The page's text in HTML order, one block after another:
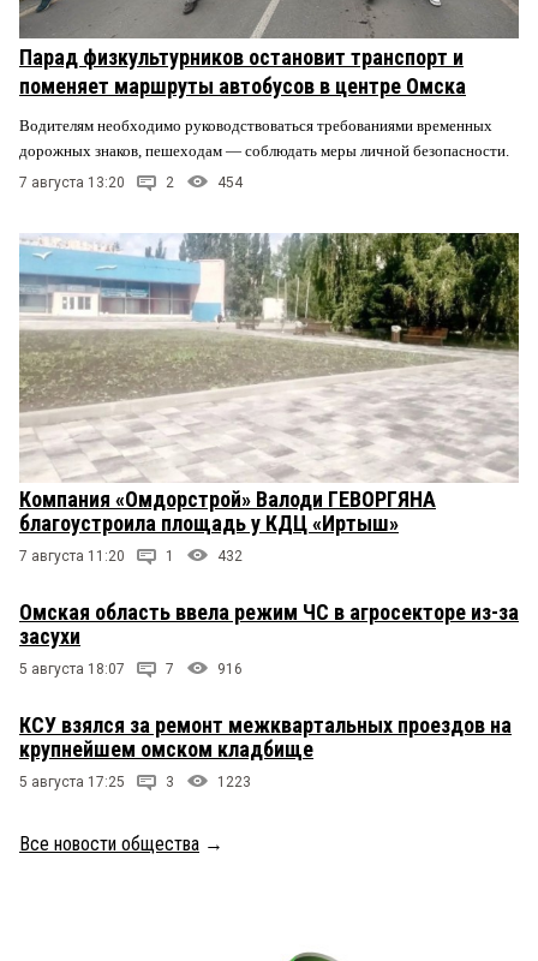
Парад физкультурников остановит транспорт и
поменяет маршруты автобусов в центре Омска
Водителям необходимо руководствоваться требованиями временных
дорожных знаков, пешеходам — соблюдать меры личной безопасности.
7 августа 13:20 2 454
Компания «Омдорстрой» Валоди ГЕВОРГЯНА
благоустроила площадь у КДЦ «Иртыш»
7 августа 11:20 1 432
Омская область ввела режим ЧС в агросекторе из-за
засухи
5 августа 18:07 7 916
КСУ взялся за ремонт межквартальных проездов на
крупнейшем омском кладбище
5 августа 17:25 3 1223
Все новости общества →